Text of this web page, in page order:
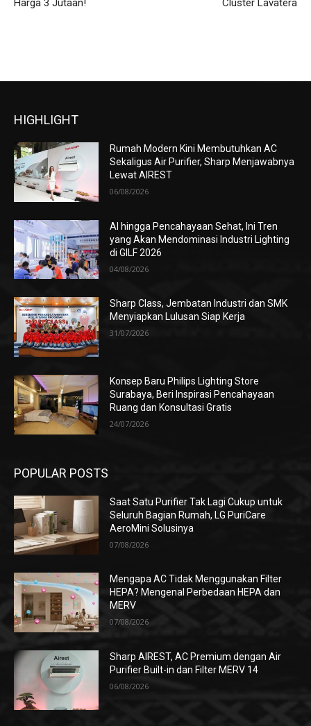
Harga 3 Jutaan!
Cluster Lavatera
HIGHLIGHT
Rumah Modern Kini Membutuhkan AC
Sekaligus Air Purifier, Sharp Menjawabnya
Lewat AIREST
06/08/2026
AI hingga Pencahayaan Sehat, Ini Tren
yang Akan Mendominasi Industri Lighting
di GILF 2026
04/08/2026
Sharp Class, Jembatan Industri dan SMK
Menyiapkan Lulusan Siap Kerja
31/07/2026
Konsep Baru Philips Lighting Store
Surabaya, Beri Inspirasi Pencahayaan
Ruang dan Konsultasi Gratis
24/07/2026
POPULAR POSTS
Saat Satu Purifier Tak Lagi Cukup untuk
Seluruh Bagian Rumah, LG PuriCare
AeroMini Solusinya
07/08/2026
Mengapa AC Tidak Menggunakan Filter
HEPA? Mengenal Perbedaan HEPA dan
MERV
07/08/2026
Sharp AIREST, AC Premium dengan Air
Purifier Built-in dan Filter MERV 14
06/08/2026